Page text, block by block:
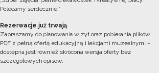
Polecamy serdecznie!”
Rezerwacje już trwają
Zapraszamy do planowania wizyt oraz pobierania plików
PDF z pełną ofertą edukacyjną i lekcjami muzealnymi –
dostępna jest również skrócona wersja oferty bez
szczegółowych opisów.